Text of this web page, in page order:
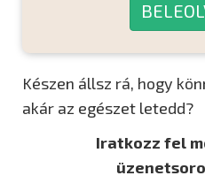
Készen állsz rá, hogy
akár az egészet letedd?
Iratkozz fel